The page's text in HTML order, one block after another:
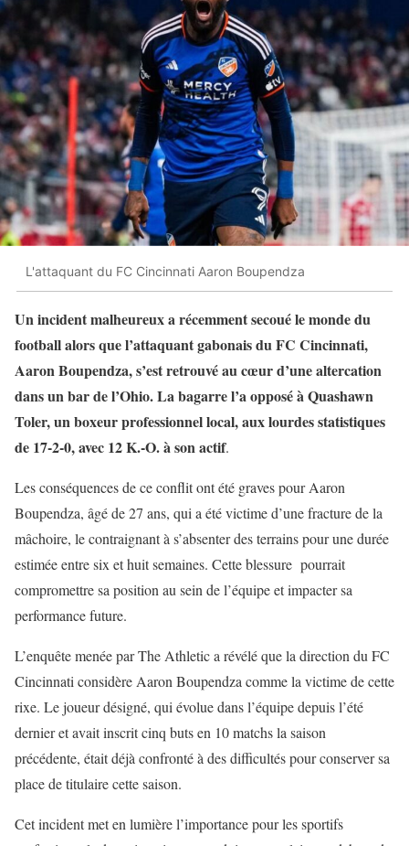
L'attaquant du FC Cincinnati Aaron Boupendza
Un incident malheureux a récemment secoué le monde du
football alors que l’attaquant gabonais du FC Cincinnati,
Aaron Boupendza, s’est retrouvé au cœur d’une altercation
dans un bar de l’Ohio. La bagarre l’a opposé à Quashawn
Toler, un boxeur professionnel local, aux lourdes statistiques
de 17-2-0, avec 12 K.-O. à son actif.
Les conséquences de ce conflit ont été graves pour Aaron
Boupendza, âgé de 27 ans, qui a été victime d’une fracture de la
mâchoire, le contraignant à s’absenter des terrains pour une durée
estimée entre six et huit semaines. Cette blessure pourrait
compromettre sa position au sein de l’équipe et impacter sa
performance future.
L’enquête menée par The Athletic a révélé que la direction du FC
Cincinnati considère Aaron Boupendza comme la victime de cette
rixe. Le joueur désigné, qui évolue dans l’équipe depuis l’été
dernier et avait inscrit cinq buts en 10 matchs la saison
précédente, était déjà confronté à des difficultés pour conserver sa
place de titulaire cette saison.
Cet incident met en lumière l’importance pour les sportifs